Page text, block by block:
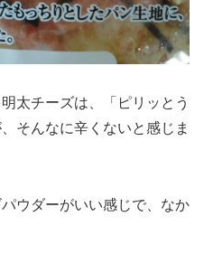
太チーズは、「ピリッとう
そんなに辛くないと感じま
ウダーがいい感じで、なか